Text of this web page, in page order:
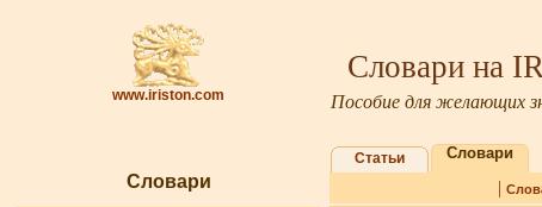
www.iriston.com
Словари на
Пособие для желающих
Словари
Статьи Словари
|